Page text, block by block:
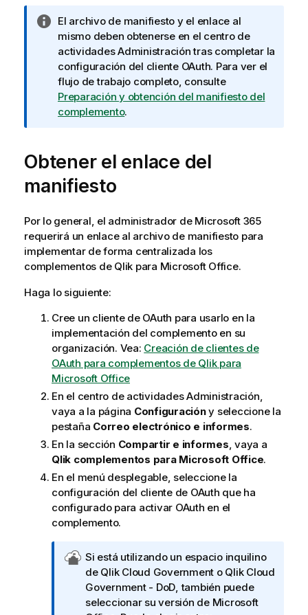
N
o
t
a
i
n
f
m
a
t
v
a
El archivo de manifiesto y el enlace al
mismo deben obtenerse en el centro de
actividadesAdministracióntras completar la
configuración del cliente OAuth. Para ver el
flujo de trabajo completo, consulte
Preparación y obtención del manifiesto del
complemento.
Obtener el enlace del
manifiesto
Por lo general, el administrador de Microsoft 365
requerirá un enlace al archivo de manifiesto para
implementar de forma centralizada los
complementos de Qlik para Microsoft Office.
Haga lo siguiente:
Cree un cliente de OAuth para usarlo en la
implementación del complemento en su
organización. Vea: Creación de clientes de
OAuth para complementos de Qlik para
Microsoft Office
En el centro de actividadesAdministración
vaya a la página Configuracióny seleccione la
pestaña Correo electrónico e informes.
En la sección Compartir e informes , vaya a
Qlik complementos para Microsoft Office.
En el menú desplegable, seleccione la
configuración del cliente de OAuth que ha
configurado para activar OAuth en el
complemento.
N
o
t
a
Si está utilizando un espacio inquilino
de Qlik Cloud Government o Qlik Cloud
Government - DoD , también puede
seleccionar su versión de Microsoft